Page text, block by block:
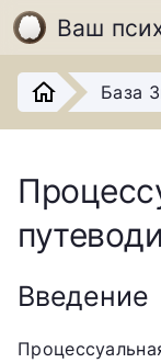
Ваш
База
Введение